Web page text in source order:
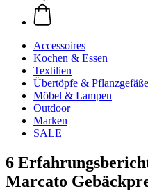
Accessoires
Kochen & Essen
Textilien
Übertöpfe & Pflanzgefäße
Möbel & Lampen
Outdoor
Marken
SALE
6
Marcato